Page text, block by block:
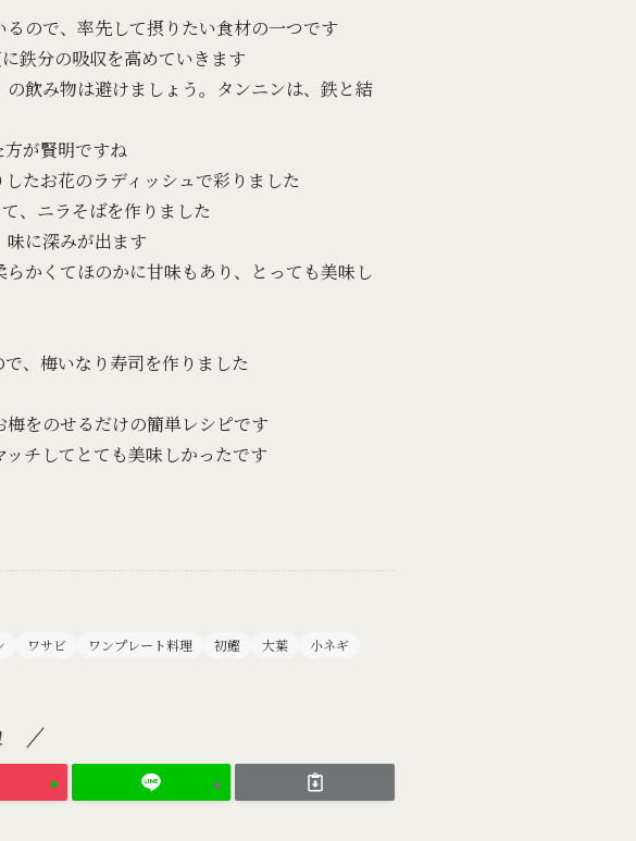
ので、率先して摂りたい食材の一つです
鉄分の吸収を高めていきます
飲み物は避けましょう。タンニンは、鉄と結
が賢明ですね
たお花のラディッシュで彩りました
、ニラそばを作りました
に深みが出ます
かくてほのかに甘味もあり、とっても美味し
、梅いなり寿司を作りました
をのせるだけの簡単レシピです
チしてとても美味しかったです
ワサビ ワンプレート料理 初鰹 大葉
小ネギ